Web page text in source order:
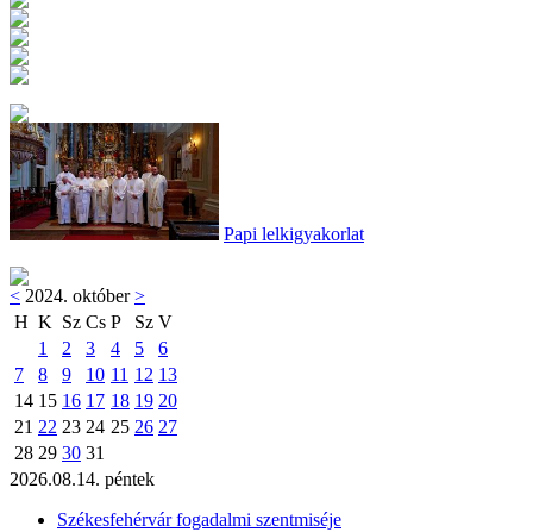
Papi lelkigyakorlat
< 2024. október>
H K Sz Cs P Sz V
1
2 3 4 5
6
7
8 9 10 11 12 13
14 15 16 17 18 19 20
21 22 23 24 25 26 27
28 29 30 31
2026.08.14. péntek
Székesfehérvár fogadalmi szentmiséje